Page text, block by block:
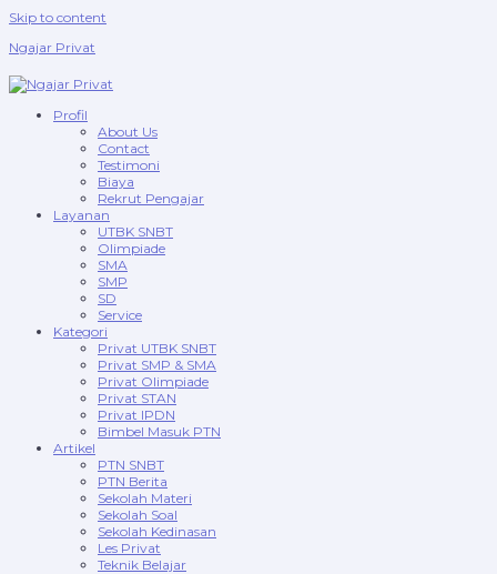
Skip to content
Ngajar Privat
Profil
About Us
Contact
Testimoni
Biaya
Rekrut Pengajar
Layanan
UTBK SNBT
Olimpiade
SMA
SMP
SD
Service
Kategori
Privat UTBK SNBT
Privat SMP & SMA
Privat Olimpiade
Privat STAN
Privat IPDN
Bimbel Masuk PTN
Artikel
PTN SNBT
PTN Berita
Sekolah Materi
Sekolah Soal
Sekolah Kedinasan
Les Privat
Teknik Belajar